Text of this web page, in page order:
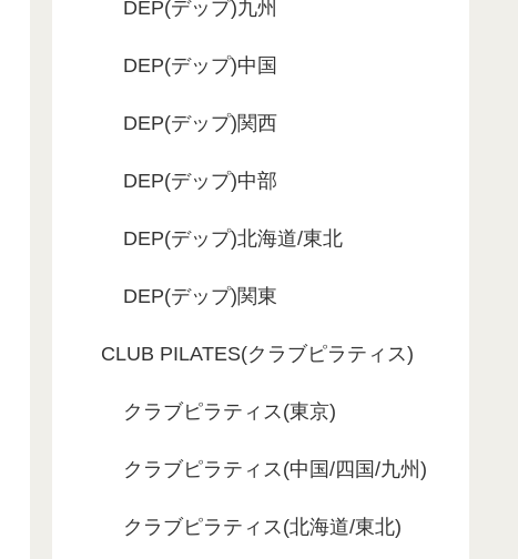
DEP(デップ)九州
DEP(デップ)中国
DEP(デップ)関西
DEP(デップ)中部
DEP(デップ)北海道/東北
DEP(デップ)関東
CLUB PILATES(クラブピラティス)
クラブピラティス(東京)
クラブピラティス(中国/四国/九州)
クラブピラティス(北海道/東北)